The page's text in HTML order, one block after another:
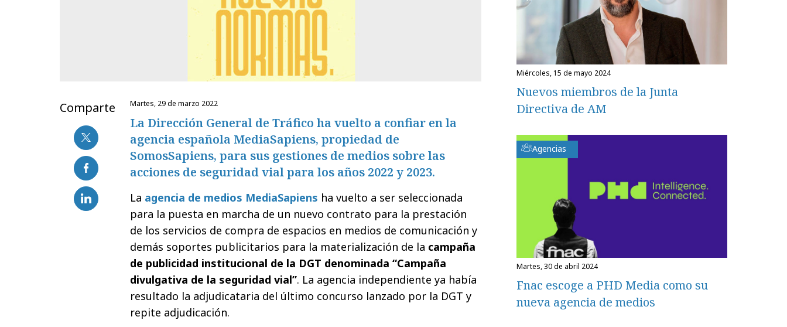
Comparte martes, 29 de marzo 2022
La Dirección General de Tráfico ha vuelto a confiar en la
agencia española MediaSapiens, propiedad de
SomosSapiens, para sus gestiones de medios sobre las
acciones de seguridad vial para los años 2022 y 2023.
La agencia de medios MediaSapiens ha vuelto a ser seleccionada
para la puesta en marcha de un nuevo contrato para la prestación
de los servicios de compra de espacios en medios de comunicación y
demás soportes publicitarios para la materialización de la campaña
de publicidad institucional de la DGT denominada “Campaña
divulgativa de la seguridad vial”. La agencia independiente ya había
resultado la adjudicataria del último concurso lanzado por la DGT y
repite adjudicación.
miércoles, 15 de mayo 2024
Nuevos miembros de la Junta
Directiva de AM
Agencias
martes, 30 de abril 2024
Fnac escoge a PHD Media como su
nueva agencia de medios